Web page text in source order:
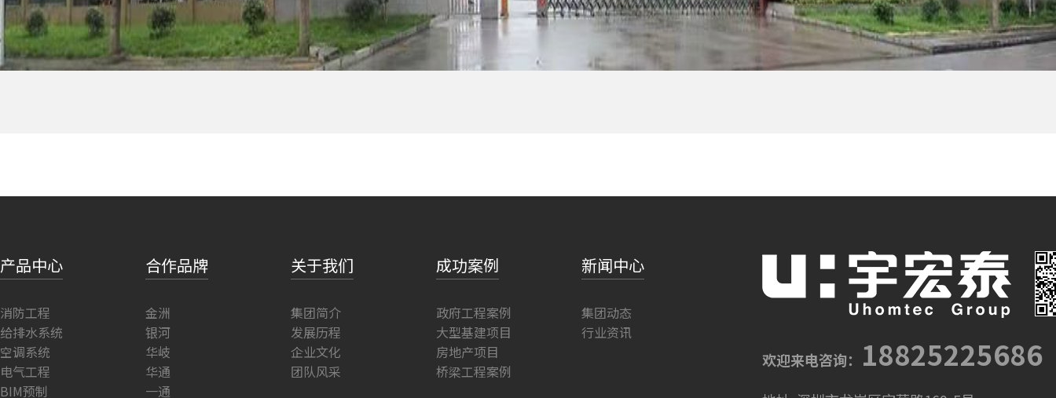
产品中心
消防工程
给排水系统
空调系统
电气工程
BIM预制
合作品牌
金洲
银河
华岐
华通
一通
关于我们
集团简介
发展历程
企业文化
团队风采
成功案例
政府工程案例
大型基建项目
房地产项目
桥梁工程案例
新闻中心
集团动态
行业资讯
欢迎来电咨询： 18825225686